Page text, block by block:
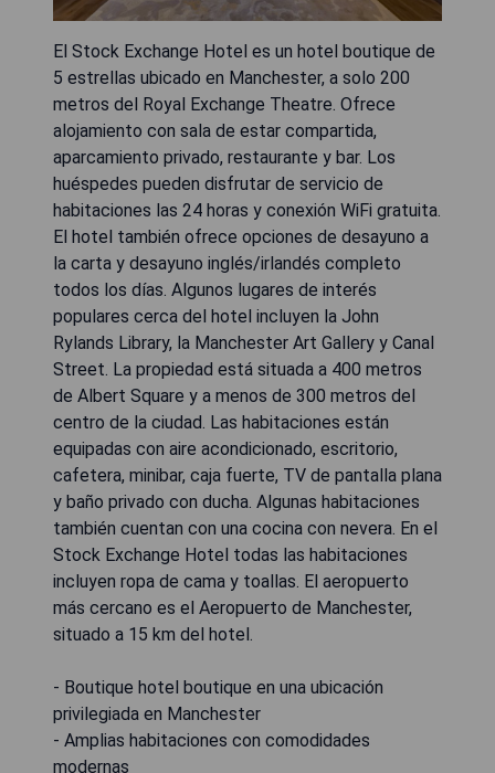
El Stock Exchange Hotel es un hotel boutique de
5 estrellas ubicado en Manchester, a solo 200
metros del Royal Exchange Theatre. Ofrece
alojamiento con sala de estar compartida,
aparcamiento privado, restaurante y bar. Los
huéspedes pueden disfrutar de servicio de
habitaciones las 24 horas y conexión WiFi gratuita.
El hotel también ofrece opciones de desayuno a
la carta y desayuno inglés/irlandés completo
todos los días. Algunos lugares de interés
populares cerca del hotel incluyen la John
Rylands Library, la Manchester Art Gallery y Canal
Street. La propiedad está situada a 400 metros
de Albert Square y a menos de 300 metros del
centro de la ciudad. Las habitaciones están
equipadas con aire acondicionado, escritorio,
cafetera, minibar, caja fuerte, TV de pantalla plana
y baño privado con ducha. Algunas habitaciones
también cuentan con una cocina con nevera. En el
Stock Exchange Hotel todas las habitaciones
incluyen ropa de cama y toallas. El aeropuerto
más cercano es el Aeropuerto de Manchester,
situado a 15 km del hotel.
- Boutique hotel boutique en una ubicación
privilegiada en Manchester
- Amplias habitaciones con comodidades
modernas